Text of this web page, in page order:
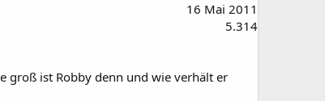
16 Mai 2011
5.314
groß ist Robby denn und wie verhält er